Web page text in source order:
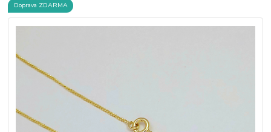
Doprava ZDARMA